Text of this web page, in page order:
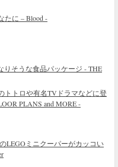
たに – Blood -
そうな食品パッケージ - THE
トトロや有名TVドラマなどに登
PLANS and MORE -
LEGOミニクーパーがカッコい